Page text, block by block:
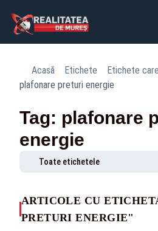
Acasă Etichete
Etichete
plafonare preturi energie
Tag: plafonare
energie
Toate etichetele
ARTICOLE CU
PRETURI ENERGIE"